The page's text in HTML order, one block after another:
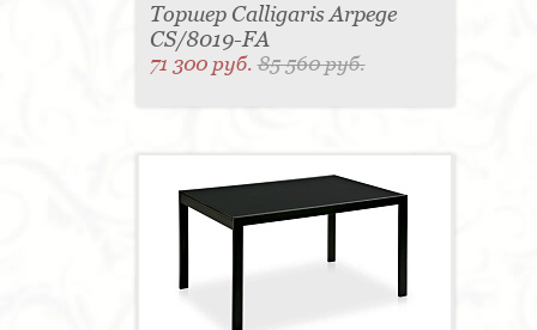
Торшер Calligaris Arpege
CS/8019-FA
71 300 руб.85 560 руб.